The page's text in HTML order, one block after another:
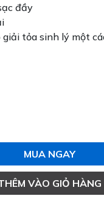
đầy
giải tỏa sinh lý một
MUA NGAY
VÀO GIỎ HÀNG